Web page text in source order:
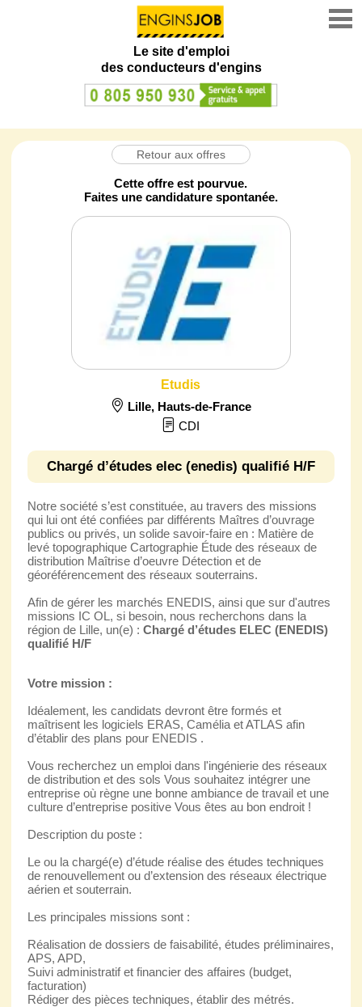
Le site d'emploi
des conducteurs d'engins
Retour aux offres
Cette offre est pourvue.
Faites une candidature spontanée.
Etudis
Lille, Hauts-de-France
CDI
Chargé d’études elec (enedis) qualifié H/F
Notre société s’est constituée, au travers des missions
qui lui ont été confiées par différents Maîtres d’ouvrage
publics ou privés, un solide savoir-faire en : Matière de
levé topographique Cartographie Étude des réseaux de
distribution Maîtrise d’oeuvre Détection et de
géoréférencement des réseaux souterrains.
Afin de gérer les marchés ENEDIS, ainsi que sur d'autres
missions IC OL, si besoin, nous recherchons dans la
région de Lille, un(e) : Chargé d’études ELEC (ENEDIS)
qualifié H/F
Votre mission :
Idéalement, les candidats devront être formés et
maîtrisent les logiciels ERAS, Camélia et ATLAS afin
d’établir des plans pour ENEDIS .
Vous recherchez un emploi dans l'ingénierie des réseaux
de distribution et des sols Vous souhaitez intégrer une
entreprise où règne une bonne ambiance de travail et une
culture d’entreprise positive Vous êtes au bon endroit !
Description du poste :
Le ou la chargé(e) d’étude réalise des études techniques
de renouvellement ou d’extension des réseaux électrique
aérien et souterrain.
Les principales missions sont :
Réalisation de dossiers de faisabilité, études préliminaires,
APS, APD,
Suivi administratif et financier des affaires (budget,
facturation)
Rédiger des pièces techniques, établir des métrés.